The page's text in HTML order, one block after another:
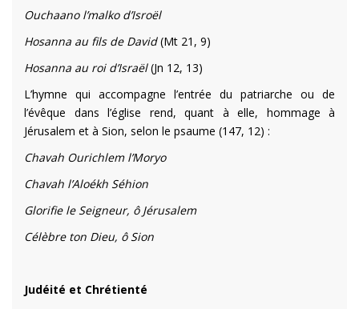
Ouchaano l’malko d’Isroël
Hosanna au fils de David(Mt 21, 9)
Hosanna au roi d’Israël(Jn 12, 13)
L’hymne qui accompagne l’entrée du patriarche ou de
l’évêque dans l’église rend, quant à elle, hommage à
Jérusalem et à Sion, selon le psaume (147, 12) :
Chavah Ourichlem l’Moryo
Chavah l’Aloékh Séhion
Glorifie le Seigneur, ô Jérusalem
Célèbre ton Dieu, ô Sion
Judéité et Chrétienté